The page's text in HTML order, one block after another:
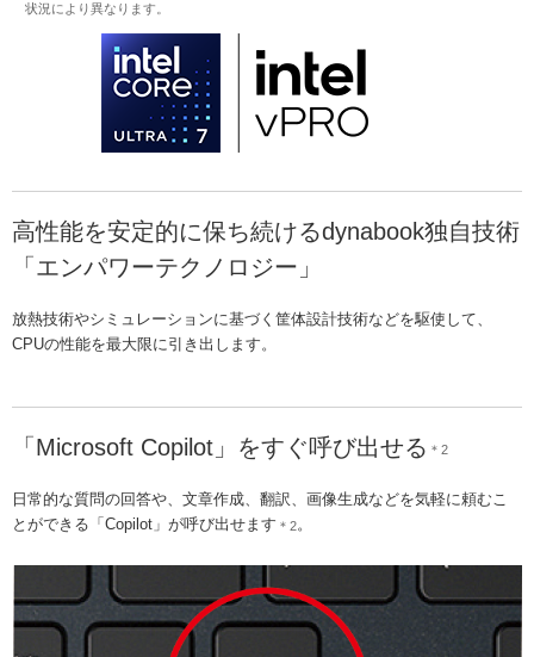
状況により異なります。
高性能を安定的に保ち続けるdynabook独自技術
「エンパワーテクノロジー」
放熱技術やシミュレーションに基づく筐体設計技術などを駆使して、
CPUの性能を最大限に引き出します。
「Microsoft Copilot」をすぐ呼び出せる ＊2
日常的な質問の回答や、文章作成、翻訳、画像生成などを気軽に頼むこ
とができる「Copilot」が呼び出せます ＊2。